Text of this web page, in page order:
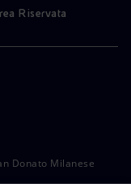
Riservata
Donato Milanese